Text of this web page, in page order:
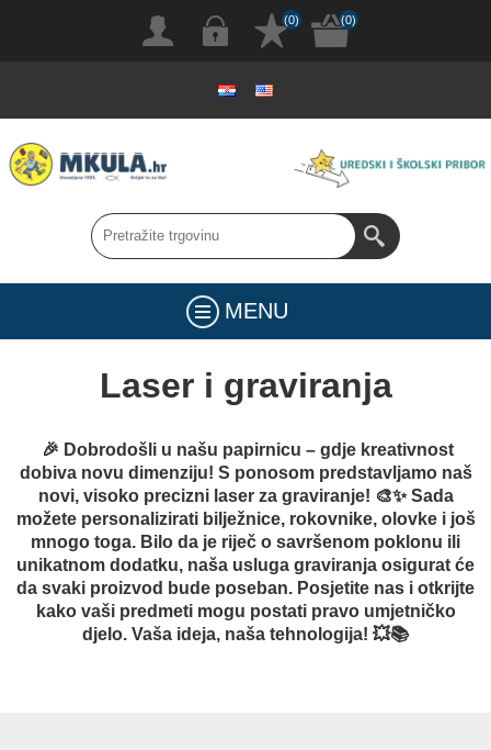
(0) (0)
MENU
Laser i graviranja
🎉 Dobrodošli u našu papirnicu – gdje kreativnost
dobiva novu dimenziju! S ponosom predstavljamo naš
novi, visoko precizni laser za graviranje! 🎨✨ Sada
možete personalizirati bilježnice, rokovnike, olovke i još
mnogo toga. Bilo da je riječ o savršenom poklonu ili
unikatnom dodatku, naša usluga graviranja osigurat će
da svaki proizvod bude poseban. Posjetite nas i otkrijte
kako vaši predmeti mogu postati pravo umjetničko
djelo. Vaša ideja, naša tehnologija! 💥📚